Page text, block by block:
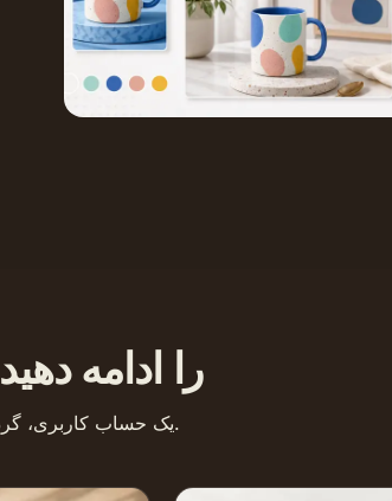
کاوش Raphael را ادامه دهید
یک حساب کاربری، گردش کار کامل تولید تصویر و ویدیو.